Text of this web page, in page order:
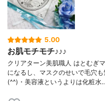
5.00
お肌モチモチ♪♪♪
クリアターン美肌職人 はとむぎ
になるし、マスクのせいで毛穴
(^^)・美容液というよりは化粧水